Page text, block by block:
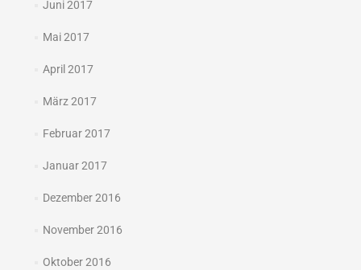
Juni 2017
Mai 2017
April 2017
März 2017
Februar 2017
Januar 2017
Dezember 2016
November 2016
Oktober 2016